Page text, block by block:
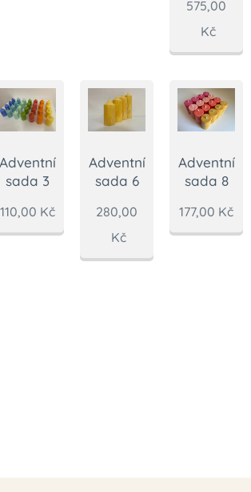
575,00
Kč
Adventní
sada 3
110,00 Kč
Adventní
sada 6
280,00
Kč
Adventní
sada 8
177,00 Kč